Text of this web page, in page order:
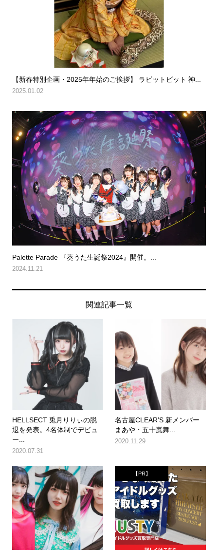
【新春特別企画・2025年年始のご挨拶】 ラビットビット 神...
2025.01.02
Palette Parade 『葵うた生誕祭2024』開催。...
2024.11.21
関連記事一覧
HELLSECT 兎月りりぃの脱
退を発表。4名体制でデビュ
ー...
2020.07.31
名古屋CLEAR’S 新メンバー
まあや・五十嵐舞...
2020.11.29
【PR】